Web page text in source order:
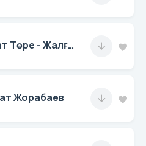
Ринат Төре - Жалған Дүние
Жорабаев